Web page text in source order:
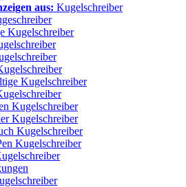
aus: Kugelschreiber
Kugelschreiber
Kugelschreiber
Kugelschreiber
Kugelschreiber
Kugelschreiber
Kugelschreiber